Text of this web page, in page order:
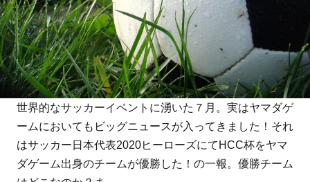
世界的なサッカーイベントに湧いた７月。実はヤマダゲ
ームにおいてもビッグニュースが入ってきました！それ
はサッカー日本代表2020ヒーローズにてHCC杯をヤマ
ダゲーム出身のチームが優勝した！の一報。優勝チーム